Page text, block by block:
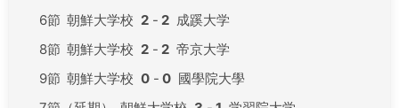
6節 朝鮮大学校 2 - 2 成蹊大学
8節 朝鮮大学校 2 - 2 帝京大学
9節 朝鮮大学校 0 - 0 國學院大學